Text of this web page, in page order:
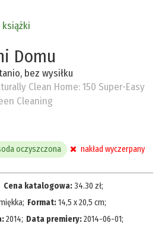
Domu
bez wysiłku
Clean Home: 150 Super-Easy
Cleaning
oczyszczona nakład wyczerpany
Cena katalogowa:34.30 zł;
; Format:14,5 x 20,5 cm;
2014; Data premiery:2014-06-01;